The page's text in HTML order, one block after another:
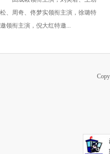
计》 命运对垒！高密度古装
复仇剧集来袭
松、周奇、佟梦实领衔主演，徐璐特
邀领衔主演，倪大红特邀...